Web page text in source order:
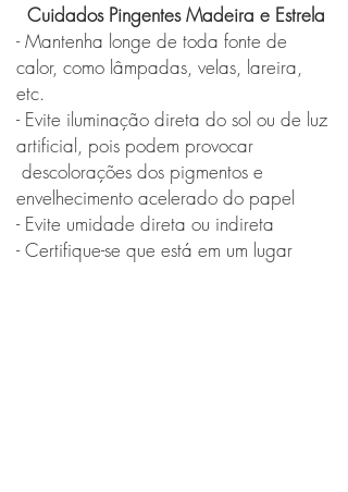
Cuidados Pingentes Madeira e Estrela
- Mantenha longe de toda fonte de
calor, como lâmpadas, velas, lareira,
etc.
- Evite iluminação direta do sol ou de luz
artificial, pois podem provocar
descolorações dos pigmentos e
envelhecimento acelerado do papel
- Evite umidade direta ou indireta
- Certifique-se que está em um lugar